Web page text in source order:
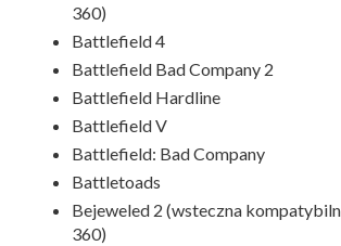
360)
Battlefield 4
Battlefield Bad Company 2
Battlefield Hardline
Battlefield V
Battlefield: Bad Company
Battletoads
Bejeweled 2 (wsteczna
360)